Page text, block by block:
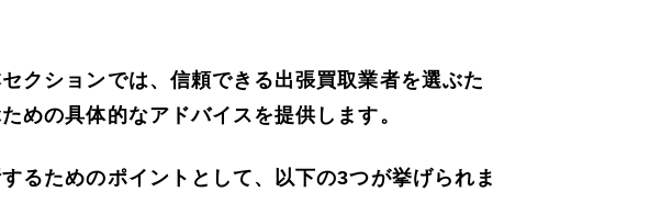
クションでは、信頼できる出張買取業者を選ぶた
めの具体的なアドバイスを提供します。
るためのポイントとして、以下の3つが挙げられま